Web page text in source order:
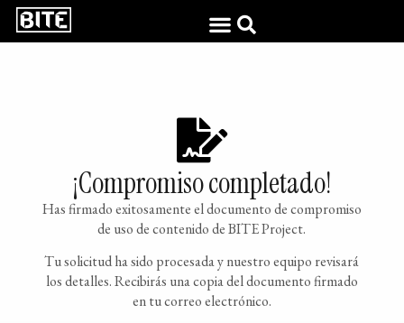
¡Compromiso completado!
Has firmado exitosamente el documento de compromiso
de uso de contenido de BITE Project.
Tu solicitud ha sido procesada y nuestro equipo revisará
los detalles. Recibirás una copia del documento firmado
en tu correo electrónico.